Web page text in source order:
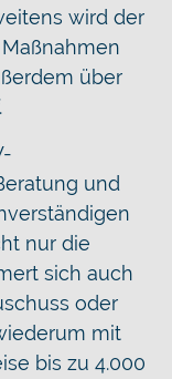
wird der
über
und
nur die
sich auch
oder
mit
bis zu 4.000